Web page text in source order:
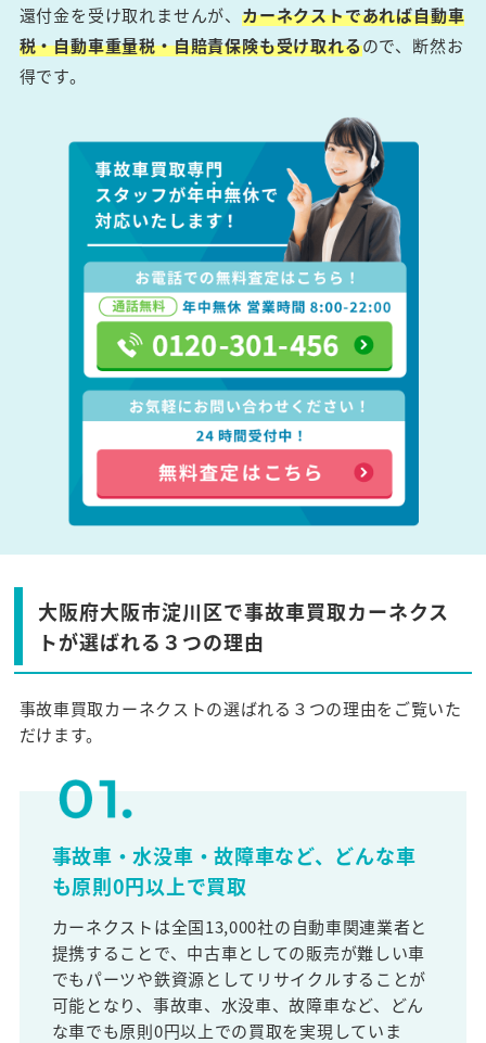
還付金を受け取れませんが、カーネクストであれば自動車
税・自動車重量税・自賠責保険も受け取れるので、断然お
得です。
大阪府大阪市淀川区で事故車買取カーネクス
トが選ばれる３つの理由
事故車買取カーネクストの選ばれる３つの理由をご覧いた
だけます。
事故車・水没車・故障車など、どんな車
も原則0円以上で買取
カーネクストは全国13,000社の自動車関連業者と
提携することで、中古車としての販売が難しい車
でもパーツや鉄資源としてリサイクルすることが
可能となり、事故車、水没車、故障車など、どん
な車でも原則0円以上での買取を実現していま